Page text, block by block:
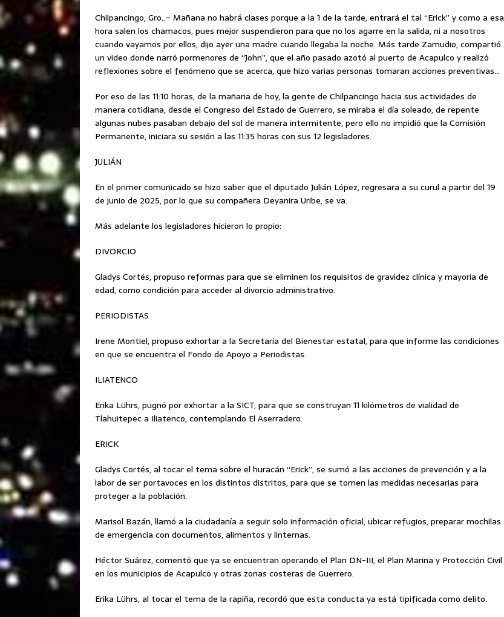
Chilpancingo, Gro..– Mañana no habrá clases porque a la 1 de la tarde, entrará el tal “Erick” y como a esa
hora salen los chamacos, pues mejor suspendieron para que no los agarre en la salida, ni a nosotros
cuando vayamos por ellos, dijo ayer una madre cuando llegaba la noche. Más tarde Zamudio, compartió
un video donde narró pormenores de “John”, que el año pasado azotó al puerto de Acapulco y realizó
reflexiones sobre el fenómeno que se acerca, que hizo varias personas tomaran acciones preventivas…
Por eso de las 11:10 horas, de la mañana de hoy, la gente de Chilpancingo hacia sus actividades de
manera cotidiana, desde el Congreso del Estado de Guerrero, se miraba el día soleado, de repente
algunas nubes pasaban debajo del sol de manera intermitente, pero ello no impidió que la Comisión
Permanente, iniciara su sesión a las 11:35 horas con sus 12 legisladores.
JULIÁN
En el primer comunicado se hizo saber que el diputado Julián López, regresara a su curul a partir del 19
de junio de 2025, por lo que su compañera Deyanira Uribe, se va.
Más adelante los legisladores hicieron lo propio:
DIVORCIO
Gladys Cortés, propuso reformas para que se eliminen los requisitos de gravidez clínica y mayoría de
edad, como condición para acceder al divorcio administrativo.
PERIODISTAS
Irene Montiel, propuso exhortar a la Secretaría del Bienestar estatal, para que informe las condiciones
en que se encuentra el Fondo de Apoyo a Periodistas.
ILIATENCO
Erika Lührs, pugnó por exhortar a la SICT, para que se construyan 11 kilómetros de vialidad de
Tlahuitepec a Iliatenco, contemplando El Aserradero.
ERICK
Gladys Cortés, al tocar el tema sobre el huracán “Erick”, se sumó a las acciones de prevención y a la
labor de ser portavoces en los distintos distritos, para que se tomen las medidas necesarias para
proteger a la población.
Marisol Bazán, llamó a la ciudadanía a seguir solo información oficial, ubicar refugios, preparar mochilas
de emergencia con documentos, alimentos y linternas.
Héctor Suárez, comentó que ya se encuentran operando el Plan DN-III, el Plan Marina y Protección Civil
en los municipios de Acapulco y otras zonas costeras de Guerrero.
Erika Lührs, al tocar el tema de la rapiña, recordó que esta conducta ya está tipificada como delito.